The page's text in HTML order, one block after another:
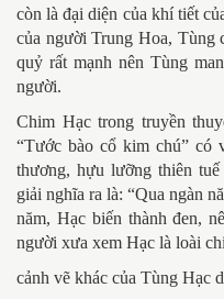
còn là đại diện của khí tiết
của người Trung Hoa, Tùng
quỷ rất mạnh nên Tùng
người.
Chim Hạc trong truyền
“Tước bào cổ kim chú” có
thương, hựu lưỡng thiên
giải nghĩa ra là: “Qua ngàn
năm, Hạc biến thành đen,
người xưa xem Hạc là loài
cảnh vẽ khác của Tùng Hạc